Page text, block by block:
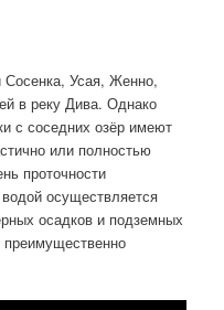
Сосенка, Усая, Женно,
в реку Дива. Однако
с соседних озёр имеют
или полностью
проточности
осуществляется
осадков и подземных